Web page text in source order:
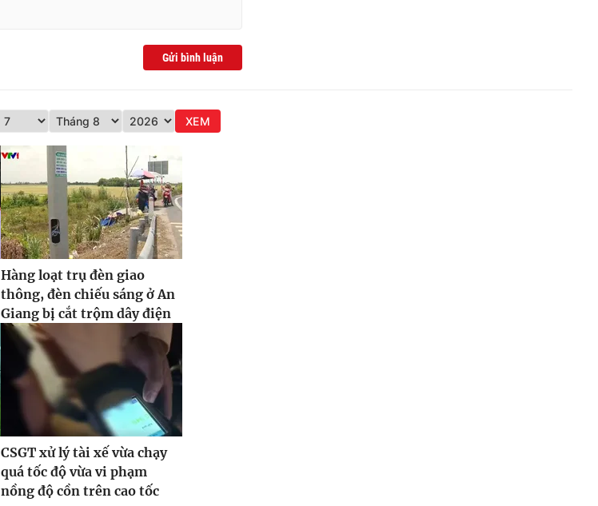
Gửi bình luận
XEM
Hàng loạt trụ đèn giao
thông, đèn chiếu sáng ở An
Giang bị cắt trộm dây điện
CSGT xử lý tài xế vừa chạy
quá tốc độ vừa vi phạm
nồng độ cồn trên cao tốc